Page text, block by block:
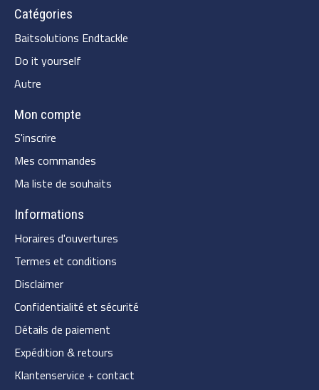
Catégories
Baitsolutions Endtackle
Do it yourself
Autre
Mon compte
S'inscrire
Mes commandes
Ma liste de souhaits
Informations
Horaires d'ouvertures
Termes et conditions
Disclaimer
Confidentialité et sécurité
Détails de paiement
Expédition & retours
Klantenservice + contact